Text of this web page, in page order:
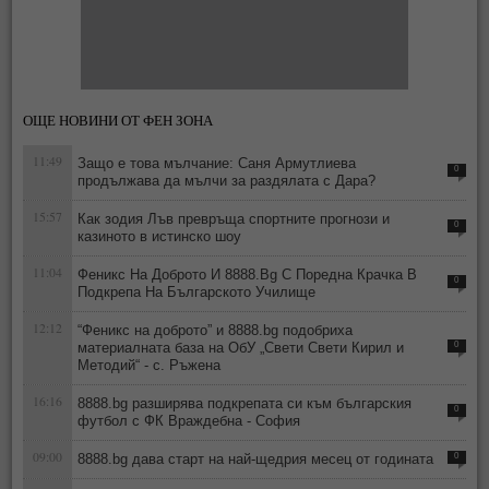
ОЩЕ НОВИНИ ОТ ФЕН ЗОНА
11:49
Защо е това мълчание: Саня Армутлиева
продължава да мълчи за раздялата с Дара?
0
15:57
Как зодия Лъв превръща спортните прогнози и
казиното в истинско шоу
0
11:04
Феникс На Доброто И 8888.Bg С Поредна Крачка В
Подкрепа На Българското Училище
0
12:12
“Феникс на доброто” и 8888.bg подобриха
материалната база на ОбУ „Свети Свети Кирил и
Методий“ - с. Ръжена
0
16:16
8888.bg разширява подкрепата си към българския
футбол с ФК Враждебна - София
0
09:00 8888.bg дава старт на най-щедрия месец от годината 0